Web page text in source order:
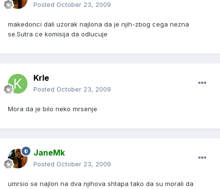
Posted October 23, 2009
makedonci dali uzorak najlona da je njih-zbog cega nezna
se.Sutra ce komisija da odlucuje
Krle
Posted October 23, 2009
Mora da je bilo neko mrsenje
JaneMk
Posted October 23, 2009
umrsio se najlon na dva njihova shtapa tako da su morali da